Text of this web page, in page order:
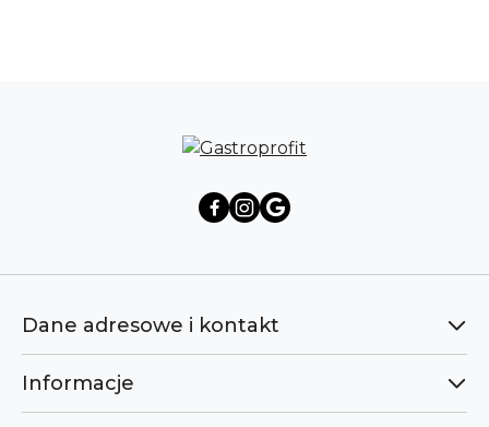
Dane adresowe i kontakt
Informacje